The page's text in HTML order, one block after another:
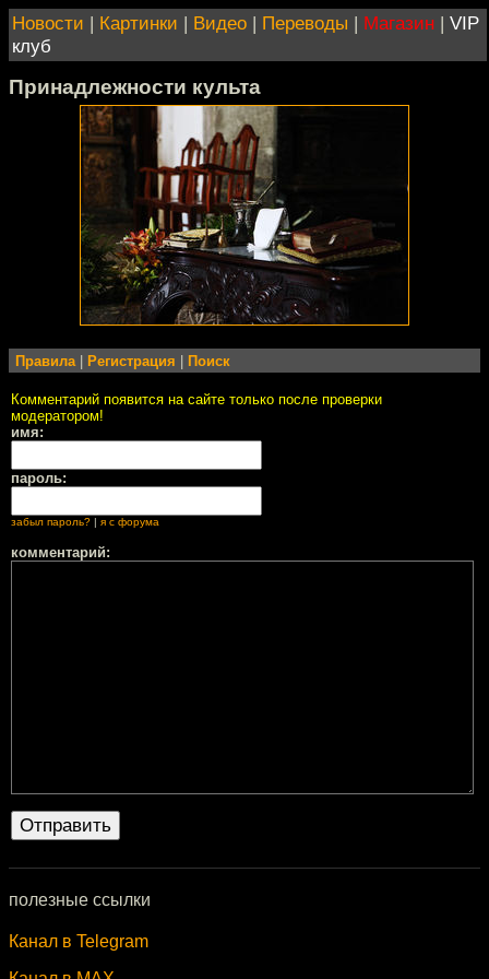
Новости | Картинки | Видео | Переводы | Магазин | VIP
клуб
Принадлежности культа
Правила Регистрация Поиск
Комментарий появится на сайте только после проверки
модератором!
имя:
пароль:
забыл пароль? | я с форума
комментарий:
полезные ссылки
Канал в Telegram